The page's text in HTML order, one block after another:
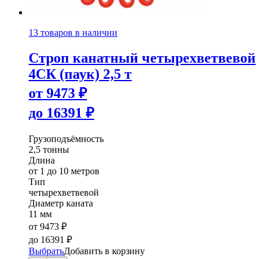
13 товаров в наличии
Строп канатный четырехветвевой
4СК (паук) 2,5 т
от 9473 ₽
до 16391 ₽
Грузоподъёмность
2,5 тонны
Длина
от 1 до 10 метров
Тип
четырехветвевой
Диаметр каната
11 мм
от 9473 ₽
до 16391 ₽
ВыбратьДобавить в корзину